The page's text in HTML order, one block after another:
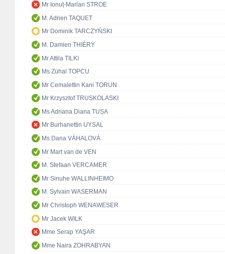
Mr Ionuț-Marian STROE
M. Adrien TAQUET
Mr Dominik TARCZYŃSKI
M. Damien THIÉRY
Mr Attila TILKI
Ms Zühal TOPCU
Mr Cemalettin Kani TORUN
Mr Krzysztof TRUSKOLASKI
Ms Adriana Diana TUȘA
Mr Burhanettin UYSAL
Ms Dana VÁHALOVÁ
Mr Mart van de VEN
M. Stefaan VERCAMER
Mr Sinuhe WALLINHEIMO
M. Sylvain WASERMAN
Mr Christoph WENAWESER
Mr Jacek WILK
Mme Serap YAŞAR
Mme Naira ZOHRABYAN